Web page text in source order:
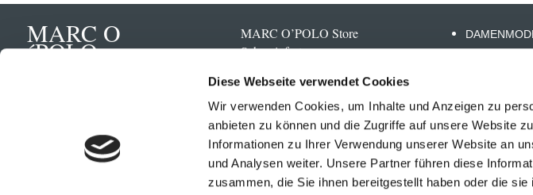
Diese Webseite verwendet Cookies
Wir verwenden Cookies, um Inhalte und Anzeigen zu
anbieten zu können und die Zugriffe auf unsere Website
Informationen zu Ihrer Verwendung unserer Website an
und Analysen weiter. Unsere Partner führen diese
zusammen, die Sie ihnen bereitgestellt haben oder die
MARC O
´POLO
MARC O’POLO Store
Schweinfurt
Spitalstraße 11
97421 Schweinfurt
09721 47 49 622
info@marcopolo-
schweinfurt.de
BODYWEAR